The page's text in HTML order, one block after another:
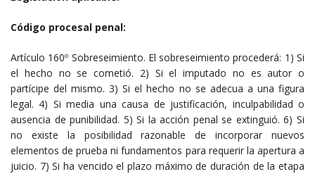
Código procesal penal:
Artículo 160º Sobreseimiento. El sobreseimiento procederá: 1) Si
el hecho no se cometió. 2) Si el imputado no es autor o
partícipe del mismo. 3) Si el hecho no se adecua a una figura
legal. 4) Si media una causa de justificación, inculpabilidad o
ausencia de punibilidad. 5) Si la acción penal se extinguió. 6) Si
no existe la posibilidad razonable de incorporar nuevos
elementos de prueba ni fundamentos para requerir la apertura a
juicio. 7) Si ha vencido el plazo máximo de duración de la etapa